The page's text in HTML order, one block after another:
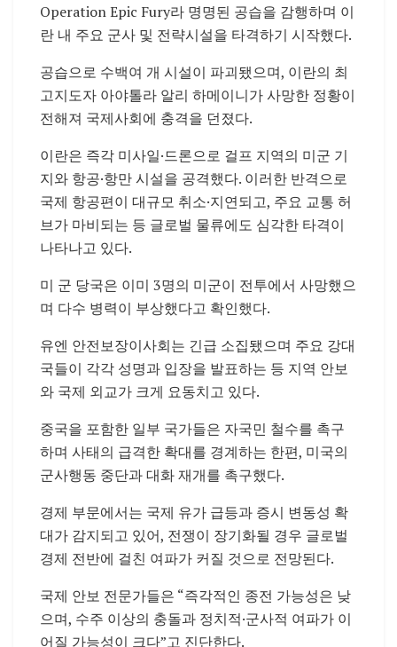
Operation Epic Fury라 명명된 공습을 감행하며 이
란 내 주요 군사 및 전략시설을 타격하기 시작했다.
공습으로 수백여 개 시설이 파괴됐으며, 이란의 최
고지도자 아야톨라 알리 하메이니가 사망한 정황이
전해져 국제사회에 충격을 던졌다.
이란은 즉각 미사일·드론으로 걸프 지역의 미군 기
지와 항공·항만 시설을 공격했다. 이러한 반격으로
국제 항공편이 대규모 취소·지연되고, 주요 교통 허
브가 마비되는 등 글로벌 물류에도 심각한 타격이
나타나고 있다.
미 군 당국은 이미 3명의 미군이 전투에서 사망했으
며 다수 병력이 부상했다고 확인했다.
유엔 안전보장이사회는 긴급 소집됐으며 주요 강대
국들이 각각 성명과 입장을 발표하는 등 지역 안보
와 국제 외교가 크게 요동치고 있다.
중국을 포함한 일부 국가들은 자국민 철수를 촉구
하며 사태의 급격한 확대를 경계하는 한편, 미국의
군사행동 중단과 대화 재개를 촉구했다.
경제 부문에서는 국제 유가 급등과 증시 변동성 확
대가 감지되고 있어, 전쟁이 장기화될 경우 글로벌
경제 전반에 걸친 여파가 커질 것으로 전망된다.
국제 안보 전문가들은 “즉각적인 종전 가능성은 낮
으며, 수주 이상의 충돌과 정치적·군사적 여파가 이
어질 가능성이 크다”고 진단한다.